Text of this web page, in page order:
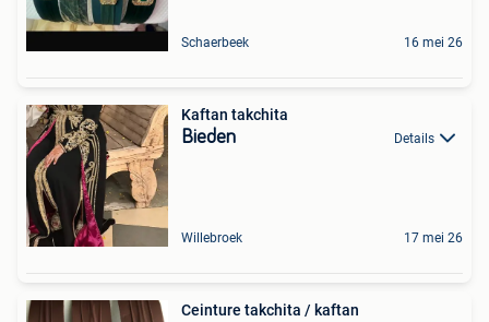
Schaerbeek 16 mei 26
Kaftan takchita
Bieden Details
Willebroek 17 mei 26
Ceinture takchita / kaftan